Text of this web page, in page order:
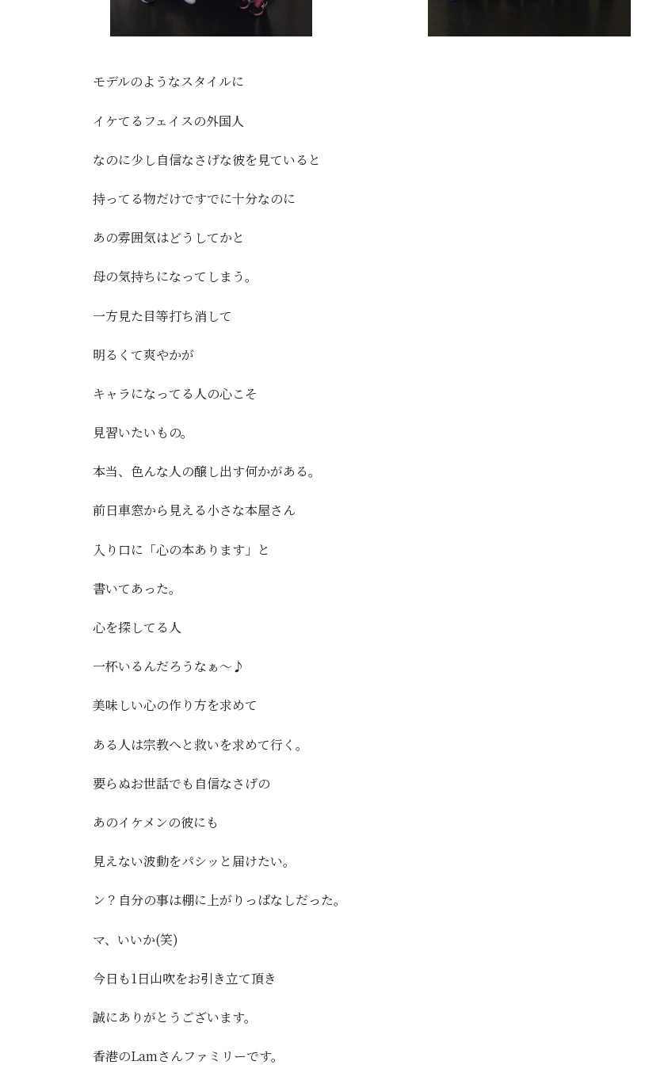
モデルのようなスタイルに
イケてるフェイスの外国人
なのに少し自信なさげな彼を見ていると
持ってる物だけですでに十分なのに
あの雰囲気はどうしてかと
母の気持ちになってしまう。
一方見た目等打ち消して
明るくて爽やかが
キャラになってる人の心こそ
見習いたいもの。
本当、色んな人の醸し出す何かがある。
前日車窓から見える小さな本屋さん
入り口に「心の本あります」と
書いてあった。
心を探してる人
一杯いるんだろうなぁ～♪
美味しい心の作り方を求めて
ある人は宗教へと救いを求めて行く。
要らぬお世話でも自信なさげの
あのイケメンの彼にも
見えない波動をパシッと届けたい。
ン？自分の事は棚に上がりっぱなしだった。
マ、いいか(笑)
今日も1日山吹をお引き立て頂き
誠にありがとうございます。
香港のLamさんファミリーです。